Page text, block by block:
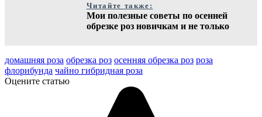
Читайте также:
Мои полезные советы по осенней
обрезке роз новичкам и не только
домашняя роза обрезка роз осенняя обрезка роз роза
флорибунда чайно гибридная роза
Оцените статью